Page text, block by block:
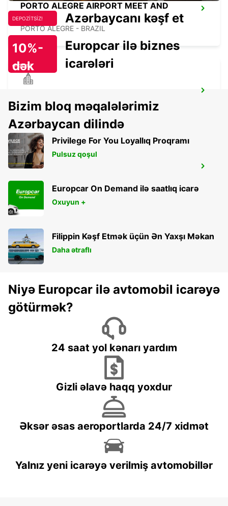
PORTO ALEGRE AIRPORT MEET AND
GREET
PORTO ALEGRE - BRAZIL
SALTO - URUGUAY
DURAZNO CITY
DURAZNO - URUGUAY
DEPOZİTSİZ! Azərbaycanı kəşf et
10%-
dək
endirim!
Europcar ilə biznes
icarələri
Bizim bloq məqalələrimiz
Azərbaycan dilində
Privilege For You Loyallıq Proqramı
Pulsuz qoşul
Europcar On Demand ilə saatlıq icarə
Oxuyun +
Filippin Kəşf Etmək üçün Ən Yaxşı Məkan
Daha ətraflı
Niyə Europcar ilə avtomobil icarəyə
götürmək?
24 saat yol kənarı yardım
Gizli əlavə haqq yoxdur
Əksər əsas aeroportlarda 24/7 xidmət
Yalnız yeni icarəyə verilmiş avtomobillər